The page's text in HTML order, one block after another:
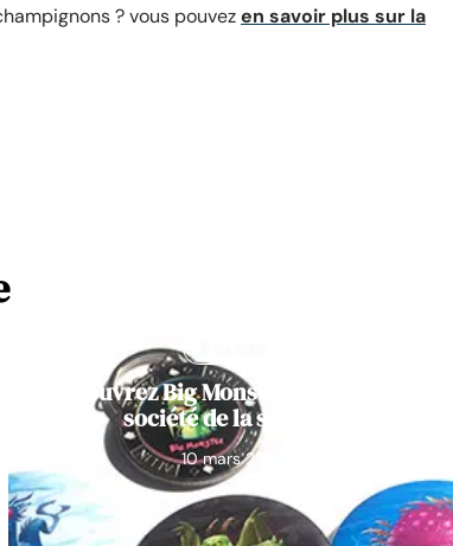
? vous pouvezen savoir plus sur la
Découvrez Big Monster, notre jeu de
société de la semaine
10 mars 2026